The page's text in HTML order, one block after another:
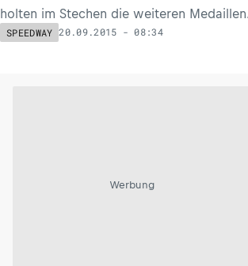
holten im Stechen die weiteren Medaillen.
SPEEDWAY 20.09.2015 - 08:34
Werbung